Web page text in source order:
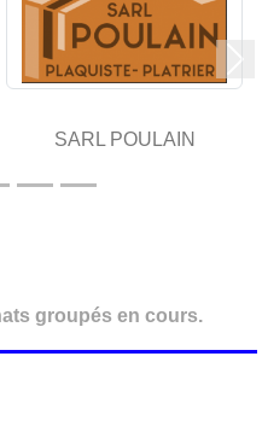
SARL POULAIN
groupés en cours.